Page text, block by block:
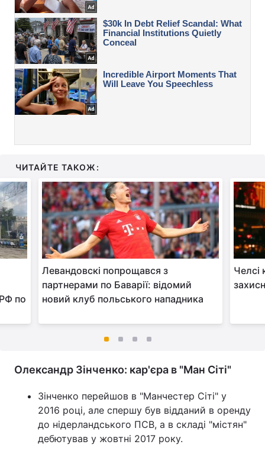
ЧИТАЙТЕ ТАКОЖ:
по
Левандовскі попрощався з
партнерами по Баварії: відомий
новий клуб польського нападника
Челсі
Олександр Зінченко: кар'єра в "Ман Сіті"
Зінченко перейшов в "Манчестер Сіті" у
2016 році, але спершу був відданий в оренду
до нідерландського ПСВ, а в складі "містян"
дебютував у жовтні 2017 року.